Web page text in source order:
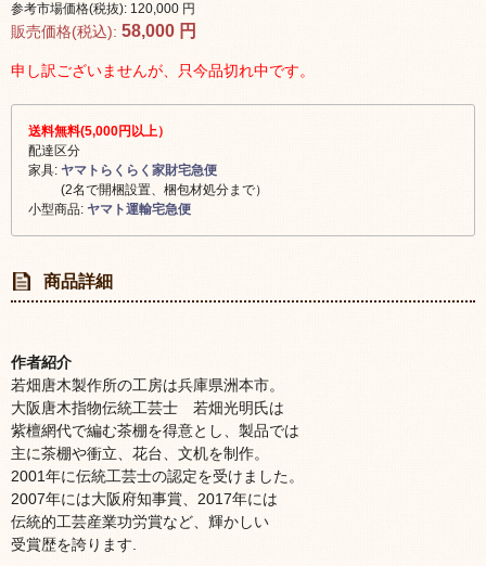
参考市場価格(税抜): 120,000 円
販売価格(税込): 58,000 円
申し訳ございませんが、只今品切れ中です。
送料無料(5,000円以上）
配達区分
家具: ヤマトらくらく家財宅急便
(2名で開梱設置、梱包材処分まで）
小型商品: ヤマト運輸宅急便
商品詳細
作者紹介
若畑唐木製作所の工房は兵庫県洲本市。
大阪唐木指物伝統工芸士 若畑光明氏は
紫檀網代で編む茶棚を得意とし、製品では
主に茶棚や衝立、花台、文机を制作。
2001年に伝統工芸士の認定を受けました。
2007年には大阪府知事賞、2017年には
伝統的工芸産業功労賞など、輝かしい
受賞歴を誇ります.